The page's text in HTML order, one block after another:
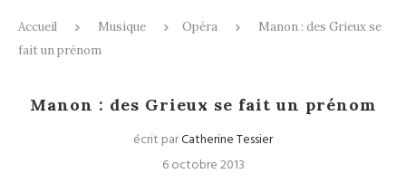
Accueil Musique Opéra
Manon : des Grieux se
fait un prénom
Manon : des Grieux se fait un prénom
écrit parCatherine Tessier
6 octobre 2013